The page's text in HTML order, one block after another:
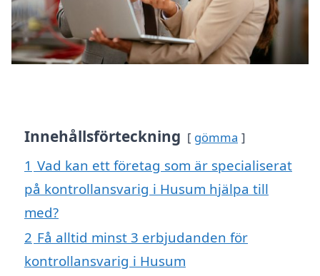
Innehållsförteckning gömma
1 Vad kan ett företag som är specialiserat
på kontrollansvarig i Husum hjälpa till
med?
2 Få alltid minst 3 erbjudanden för
kontrollansvarig i Husum